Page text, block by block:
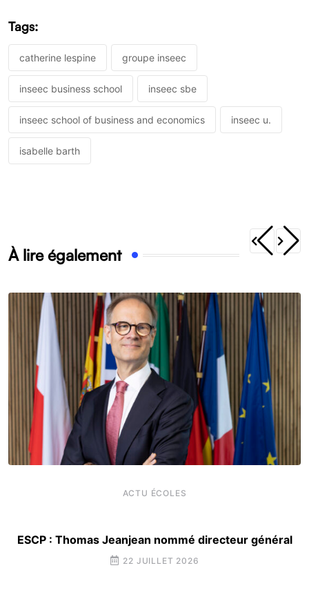
Tags:
catherine lespine groupe inseec
inseec business school inseec sbe
inseec school of business and economics inseec u.
isabelle barth
À lire également
ACTU ÉCOLES
ESCP : Thomas Jeanjean nommé directeur général
22 JUILLET 2026